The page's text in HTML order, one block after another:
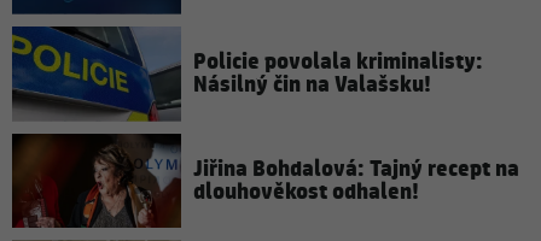
Policie povolala kriminalisty:
Násilný čin na Valašsku!
Jiřina Bohdalová: Tajný recept na
dlouhověkost odhalen!